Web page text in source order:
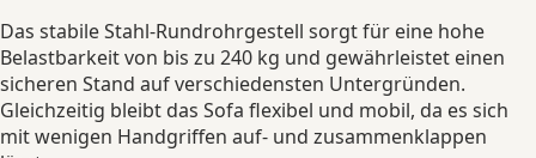
Das stabile Stahl-Rundrohrgestell sorgt für eine hohe
Belastbarkeit von bis zu 240 kg und gewährleistet einen
sicheren Stand auf verschiedensten Untergründen.
Gleichzeitig bleibt das Sofa flexibel und mobil, da es sich
mit wenigen Handgriffen auf- und zusammenklappen